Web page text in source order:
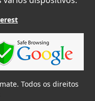
Todos os direitos